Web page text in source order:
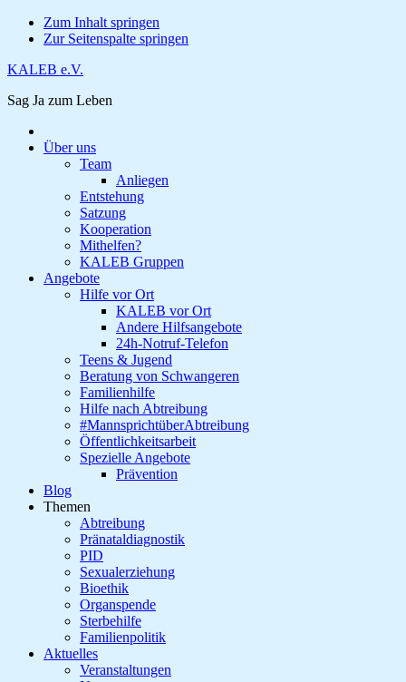
Zum Inhalt springen
Zur Seitenspalte springen
KALEB e.V.
Sag Ja zum Leben
Über uns
Team
Anliegen
Entstehung
Satzung
Kooperation
Mithelfen?
KALEB Gruppen
Angebote
Hilfe vor Ort
KALEB vor Ort
Andere Hilfsangebote
24h-Notruf-Telefon
Teens & Jugend
Beratung von Schwangeren
Familienhilfe
Hilfe nach Abtreibung
#MannsprichtüberAbtreibung
Öffentlichkeitsarbeit
Spezielle Angebote
Prävention
Blog
Themen
Abtreibung
Pränataldiagnostik
PID
Sexualerziehung
Bioethik
Organspende
Sterbehilfe
Familienpolitik
Aktuelles
Veranstaltungen